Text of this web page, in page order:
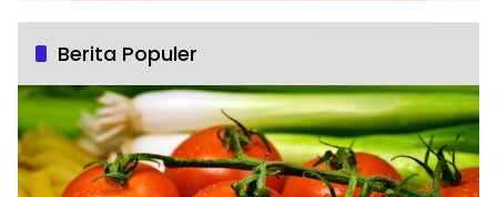
Berita Populer